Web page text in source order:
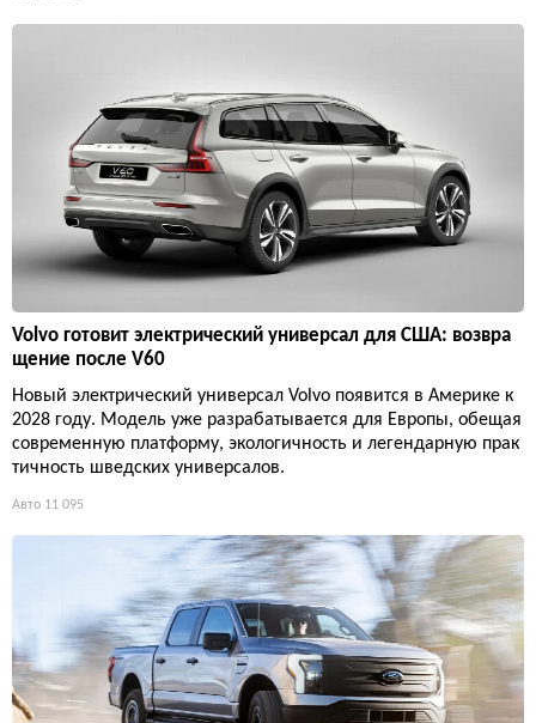
Volvo готовит электрический универсал для США: возвра
щение после V60
Новый электрический универсал Volvo появится в Америке к
2028 году. Модель уже разрабатывается для Европы, обещая
современную платформу, экологичность и легендарную прак
тичность шведских универсалов.
Авто 11 095